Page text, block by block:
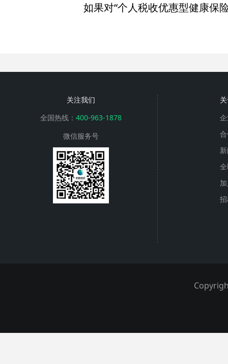
如果对“个人税收优惠型健康保